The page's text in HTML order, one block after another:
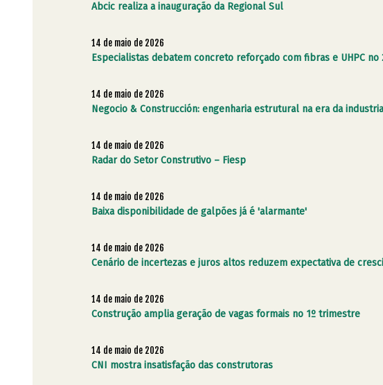
Abcic realiza a inauguração da Regional Sul
14 de maio de 2026
Especialistas debatem concreto reforçado com fibras e UHPC no
14 de maio de 2026
Negocio & Construcción: engenharia estrutural na era da
14 de maio de 2026
Radar do Setor Construtivo – Fiesp
14 de maio de 2026
Baixa disponibilidade de galpões já é 'alarmante'
14 de maio de 2026
Cenário de incertezas e juros altos reduzem expectativa de
14 de maio de 2026
Construção amplia geração de vagas formais no 1º trimestre
14 de maio de 2026
CNI mostra insatisfação das construtoras